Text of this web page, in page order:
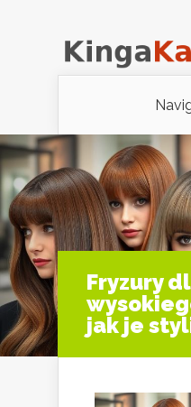
Fryzury
jak je